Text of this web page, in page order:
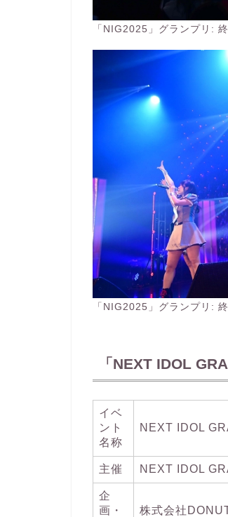
「NIG2025」グランプリ:
「NIG2025」グランプリ:
「NEXT IDOL
イベ
ント
名称
NEXT IDOL
主催 NEXT IDOL
企
画・
株式会社